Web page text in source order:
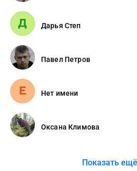
Дарья Степ
Павел Петров
Нет имени
Оксана Климова
Показать ещё